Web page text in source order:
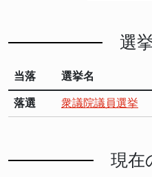
選
当落 選挙名
落選 衆議院議員選挙
現在